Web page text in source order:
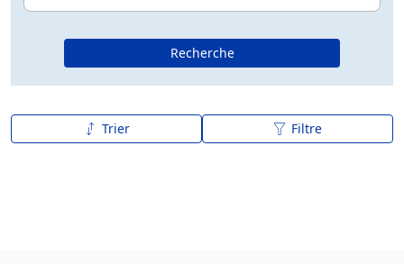
Recherche
Trier Filtre
De A à Z